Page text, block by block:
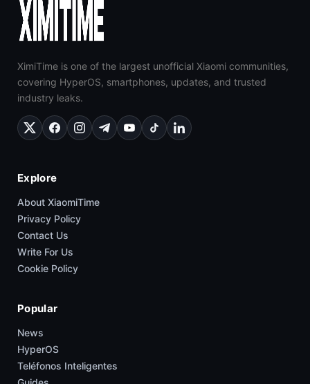
XimiTime is one of the largest unofficial Xiaomi communities,
covering HyperOS, smartphones, updates, and trusted
industry leaks.
Explore
About XiaomiTime
Privacy Policy
Contact Us
Write For Us
Cookie Policy
Popular
News
HyperOS
Teléfonos Inteligentes